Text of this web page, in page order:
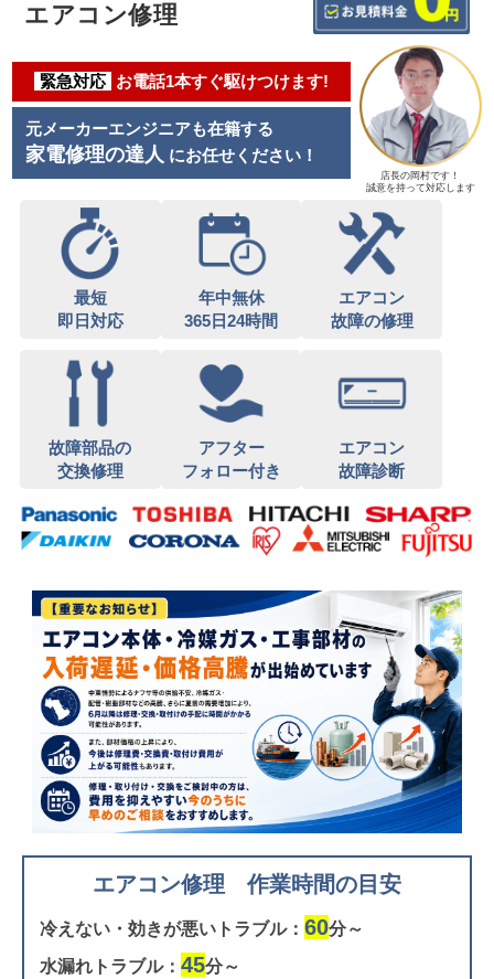
エアコン修理
緊急対応 お電話1本すぐ駆けつけます!
元メーカーエンジニアも在籍する
家電修理の達人 にお任せください！
店長の岡村です！
誠意を持って対応します
最短
即日対応
年中無休
365日24時間
エアコン
故障の修理
故障部品の
交換修理
アフター
フォロー付き
エアコン
故障診断
エアコン修理 作業時間の目安
冷えない・効きが悪いトラブル： 60分～
水漏れトラブル： 45分～